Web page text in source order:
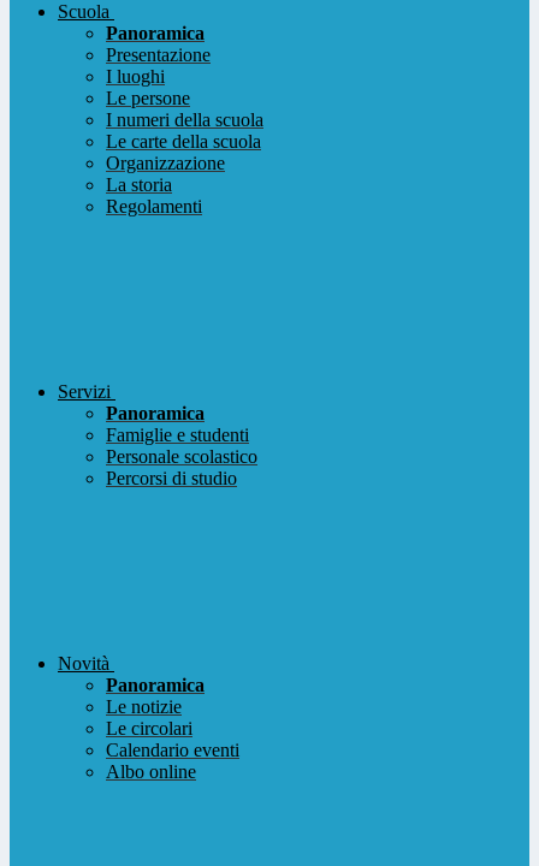
Scuola
Panoramica
Presentazione
I luoghi
Le persone
I numeri della scuola
Le carte della scuola
Organizzazione
La storia
Regolamenti
Servizi
Panoramica
Famiglie e studenti
Personale scolastico
Percorsi di studio
Novità
Panoramica
Le notizie
Le circolari
Calendario eventi
Albo online